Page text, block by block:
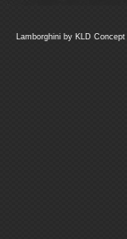
Lamborghini by KLD